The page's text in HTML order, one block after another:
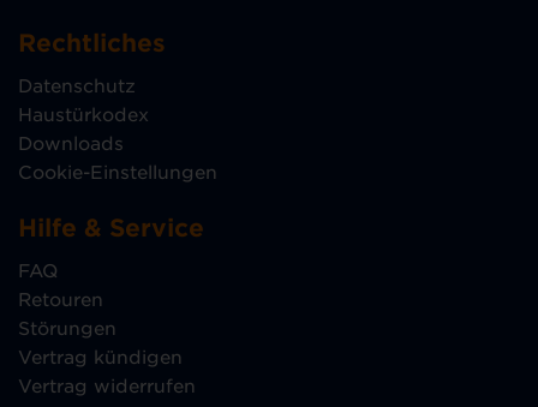
Rechtliches
Datenschutz
Haustürkodex
Downloads
Cookie-Einstellungen
Hilfe & Service
FAQ
Retouren
Störungen
Vertrag kündigen
Vertrag widerrufen